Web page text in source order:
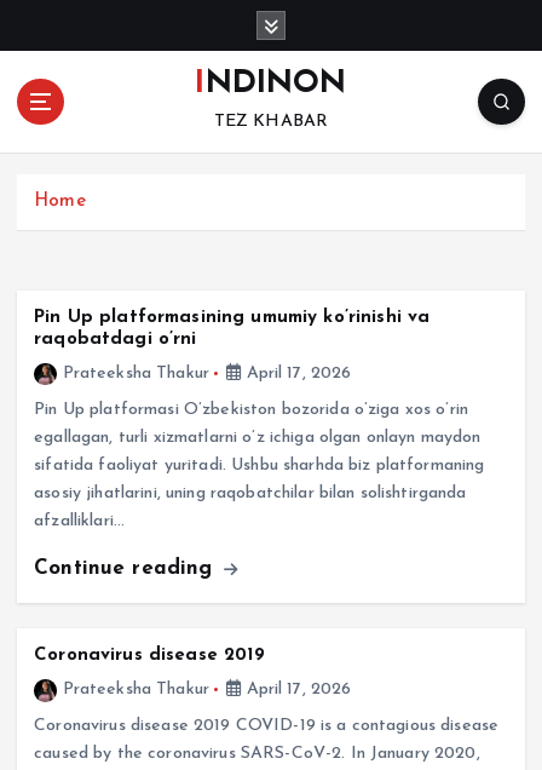
o
INDINON
TEZ KHABAR
Home
Pin Up platformasining umumiy ko’rinishi va
raqobatdagi o’rni
Prateeksha Thakur
April 17, 2026
Pin Up platformasi O’zbekiston bozorida o’ziga xos o’rin
egallagan, turli xizmatlarni o’z ichiga olgan onlayn maydon
sifatida faoliyat yuritadi. Ushbu sharhda biz platformaning
asosiy jihatlarini, uning raqobatchilar bilan solishtirganda
afzalliklari…
Continue reading
Coronavirus disease 2019
Prateeksha Thakur
April 17, 2026
Coronavirus disease 2019 COVID-19 is a contagious disease
caused by the coronavirus SARS-CoV-2. In January 2020,